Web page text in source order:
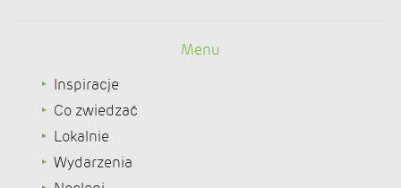
Menu
Inspiracje
Co zwiedzać
Lokalnie
Wydarzenia